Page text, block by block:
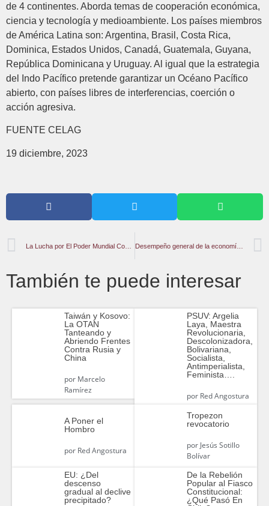
de 4 continentes. Aborda temas de cooperación económica,
ciencia y tecnología y medioambiente. Los países miembros
de América Latina son: Argentina, Brasil, Costa Rica,
Dominica, Estados Unidos, Canadá, Guatemala, Guyana,
República Dominicana y Uruguay. Al igual que la estrategia
del Indo Pacífico pretende garantizar un Océano Pacífico
abierto, con países libres de interferencias, coerción o
acción agresiva.
FUENTE CELAG
19 diciembre, 2023
Desempeño general de la economía venezolana en 2023
También te puede interesar
Taiwán y Kosovo:
La OTAN
Tanteando y
Abriendo Frentes
Contra Rusia y
China
porMarcelo
Ramírez
PSUV: Argelia
Laya, Maestra
Revolucionaria,
Descolonizadora,
Bolivariana,
Socialista,
Antimperialista,
Feminista….
porRed Angostura
A Poner el
Hombro
porRed Angostura
Tropezon
revocatorio
porJesús Sotillo
Bolívar
EU: ¿Del
descenso
gradual al declive
precipitado?
De la Rebelión
Popular al Fiasco
Constitucional:
¿Qué Pasó En